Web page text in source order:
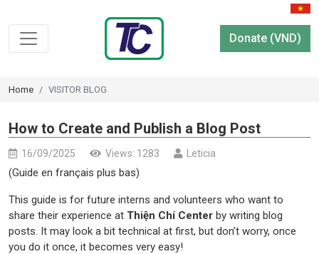
Donate (VND)
Home VISITOR BLOG
How to Create and Publish a Blog Post
16/09/2025 Views: 1283 Leticia
(Guide en français plus bas)
This guide is for future interns and volunteers who want to
share their experience at Thiện Chí Center by writing blog
posts. It may look a bit technical at first, but don’t worry, once
you do it once, it becomes very easy!